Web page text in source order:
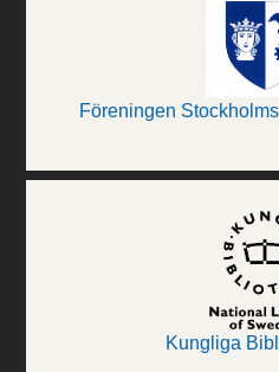
Föreningen
Kungliga